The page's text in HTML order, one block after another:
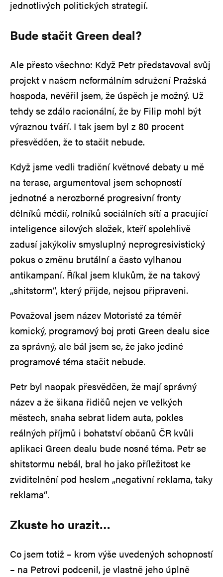
jednotlivých politických strategií.
Bude stačit Green deal?
Ale přesto všechno: Když Petr představoval svůj
projekt v našem neformálním sdružení Pražská
hospoda, nevěřil jsem, že úspěch je možný. Už
tehdy se zdálo racionální, že by Filip mohl být
výraznou tváří. I tak jsem byl z 80 procent
přesvědčen, že to stačit nebude.
Když jsme vedli tradiční květnové debaty u mě
na terase, argumentoval jsem schopností
jednotné a nerozborné progresivní fronty
dělníků médií, rolníků sociálních sítí a pracující
inteligence silových složek, kteří spolehlivě
zadusí jakýkoliv smysluplný neprogresivistický
pokus o změnu brutální a často vylhanou
antikampaní. Říkal jsem klukům, že na takový
„shitstorm“, který přijde, nejsou připraveni.
Považoval jsem název Motoristé za téměř
komický, programový boj proti Green dealu sice
za správný, ale bál jsem se, že jako jediné
programové téma stačit nebude.
Petr byl naopak přesvědčen, že mají správný
název a že šikana řidičů nejen ve velkých
městech, snaha sebrat lidem auta, pokles
reálných příjmů i bohatství občanů ČR kvůli
aplikaci Green dealu bude nosné téma. Petr se
shitstormu nebál, bral ho jako příležitost ke
zviditelnění pod heslem „negativní reklama, taky
reklama“.
Zkuste ho urazit…
Co jsem totiž – krom výše uvedených schopností
– na Petrovi podcenil, je vlastně jeho úplně